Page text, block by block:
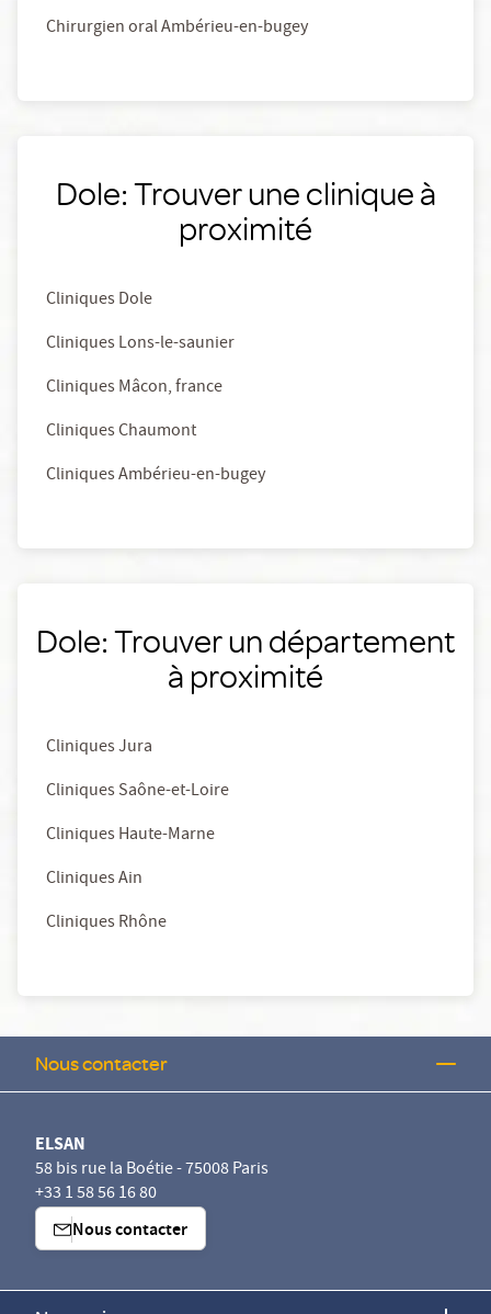
Chirurgien oral Ambérieu-en-bugey
Dole: Trouver une clinique à
proximité
Cliniques Dole
Cliniques Lons-le-saunier
Cliniques Mâcon, france
Cliniques Chaumont
Cliniques Ambérieu-en-bugey
Dole: Trouver un département
à proximité
Cliniques Jura
Cliniques Saône-et-Loire
Cliniques Haute-Marne
Cliniques Ain
Cliniques Rhône
Nous contacter
ELSAN
58 bis rue la Boétie - 75008 Paris
+33 1 58 56 16 80
Nous contacter